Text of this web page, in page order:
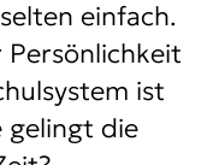
einfach.
Persönlichkeit
ist
gelingt die